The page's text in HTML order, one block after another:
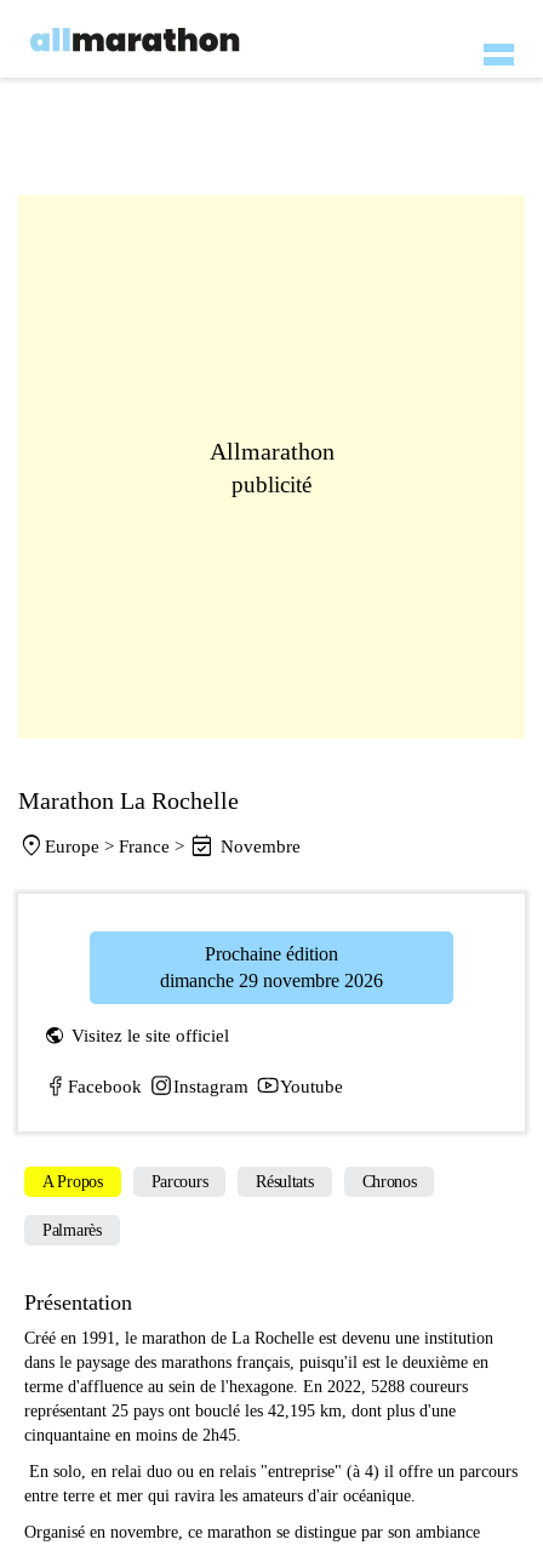
Allmarathon
publicité
Marathon La Rochelle
location_on Europe > France > event_available Novembre
Prochaine édition
dimanche 29 novembre 2026
public Visitez le site officiel
Facebook Instagram Youtube
A Propos Parcours Résultats Chronos
Palmarès
Présentation
Créé en 1991, le marathon de La Rochelle est devenu une institution
dans le paysage des marathons français, puisqu'il est le deuxième en
terme d'affluence au sein de l'hexagone. En 2022, 5288 coureurs
représentant 25 pays ont bouclé les 42,195 km, dont plus d'une
cinquantaine en moins de 2h45.
En solo, en relai duo ou en relais "entreprise" (à 4) il offre un parcours
entre terre et mer qui ravira les amateurs d'air océanique.
Organisé en novembre, ce marathon se distingue par son ambiance